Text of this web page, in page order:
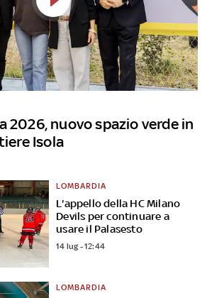
2026, nuovo spazio verde in
Isola
L'appello della HC Milano
Devils per continuare a
usare il Palasesto
LOMBARDIA
14 lug - 12:44
LOMBARDIA